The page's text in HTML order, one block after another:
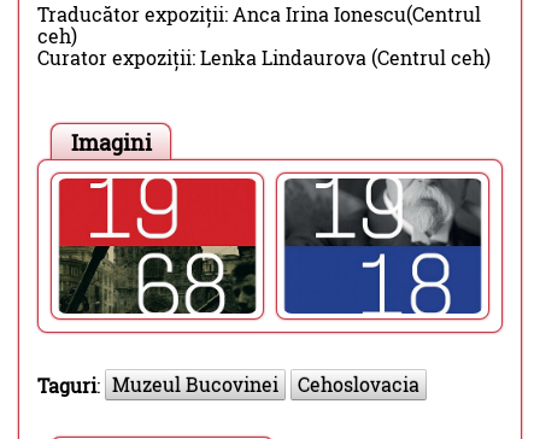
Traducător expoziții: Anca Irina Ionescu(Centrul
ceh)
Curator expoziții: Lenka Lindaurova (Centrul ceh)
Imagini
Taguri: Muzeul Bucovinei Cehoslovacia